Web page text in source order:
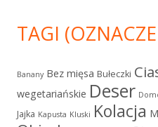
TAGI
Banany Bez mięsa Bułeczki
wegetariańskie Deser
Jajka Kapusta Kluski Kolacja